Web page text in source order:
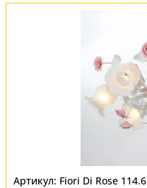
Fiori Di Rose 114.6